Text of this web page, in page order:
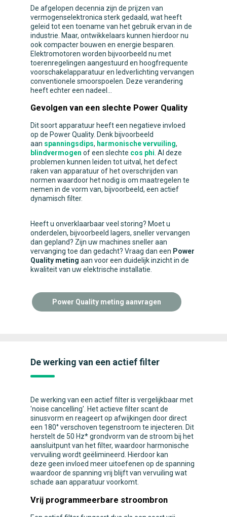
De afgelopen decennia zijn de prijzen van
vermogenselektronica sterk gedaald, wat heeft
geleid tot een toename van het gebruik ervan in de
industrie. Maar, ontwikkelaars kunnen hierdoor nu
ook compacter bouwen en energie besparen.
Elektromotoren worden bijvoorbeeld nu met
toerenregelingen aangestuurd en hoogfrequente
voorschakelapparatuur en ledverlichting vervangen
conventionele smoorspoelen. Deze verandering
heeft echter een nadeel...
Gevolgen van een slechte Power Quality
Dit soort apparatuur heeft een negatieve invloed
op de Power Quality. Denk bijvoorbeeld
aan spanningsdips, harmonische vervuiling,
blindvermogen of een slechte cos phi. Al deze
problemen kunnen leiden tot uitval, het defect
raken van apparatuur of het overschrijden van
normen waardoor het nodig is om maatregelen te
nemen in de vorm van, bijvoorbeeld, een actief
dynamisch filter.
Heeft u onverklaarbaar veel storing? Moet u
onderdelen, bijvoorbeeld lagers, sneller vervangen
dan gepland? Zijn uw machines sneller aan
vervanging toe dan gedacht? Vraag dan een Power
Quality meting aan voor een duidelijk inzicht in de
kwaliteit van uw elektrische installatie.
Power Quality meting aanvragen
De werking van een actief filter
De werking van een actief filter is vergelijkbaar met
'noise cancelling'. Het actieve filter scant de
sinusvorm en reageert op afwijkingen door direct
een 180° verschoven tegenstroom te injecteren. Dit
herstelt de 50 Hz* grondvorm van de stroom bij het
aansluitpunt van het filter, waardoor harmonische
vervuiling wordt geëlimineerd. Hierdoor kan
deze geen invloed meer uitoefenen op de spanning
waardoor de spanning vrij blijft van vervuiling wat
schade aan apparatuur voorkomt.
Vrij programmeerbare stroombron